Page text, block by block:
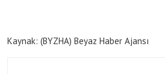
Kaynak: (BYZHA) Beyaz Haber Ajansı